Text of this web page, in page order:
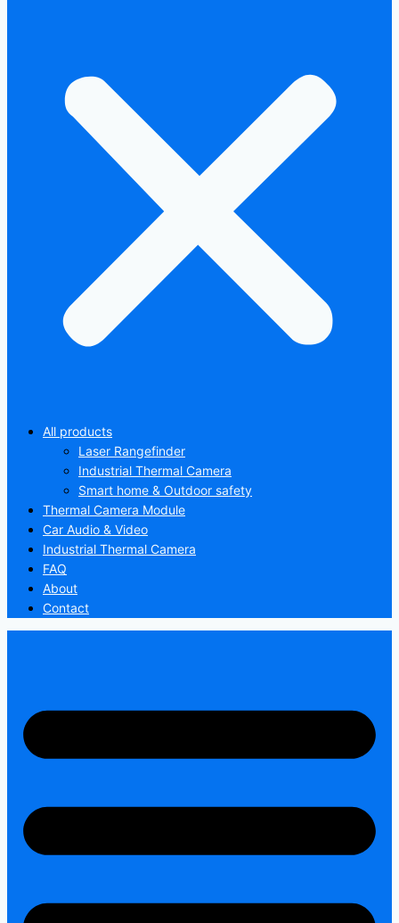
All products
Laser Rangefinder
Industrial Thermal Camera
Smart home & Outdoor safety
Thermal Camera Module
Car Audio & Video
Industrial Thermal Camera
FAQ
About
Contact